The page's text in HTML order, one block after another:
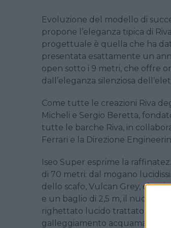
Evoluzione del modello di
propone l’eleganza tipica di
progettuale è quella che ha
presentata esattamente un
open sotto i 9 metri, che offre
dall’eleganza silenziosa
Come tutte le creazioni Riva
Micheli e Sergio Beretta,
tutte le barche Riva, in
Ferrari e la Direzione
Iseo Super esprime la
di 70 metri: dal mogano
dello scafo, Vulcan Grey, che
e un baglio di 2,5 m, il nuovo
righettato lucido trattato con
galleggiamento acquamarina.